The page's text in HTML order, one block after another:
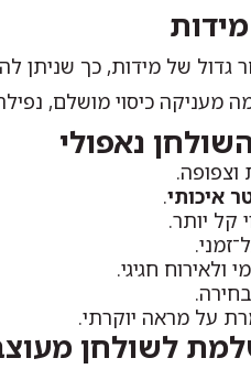
גדול של מידות, כך שניתן
מעניקה כיסוי מושלם,
נאפולי
וצפופה.
.
קל יותר.
ולאירוח חגיגי.
על מראה יוקרתי.
לשולחן